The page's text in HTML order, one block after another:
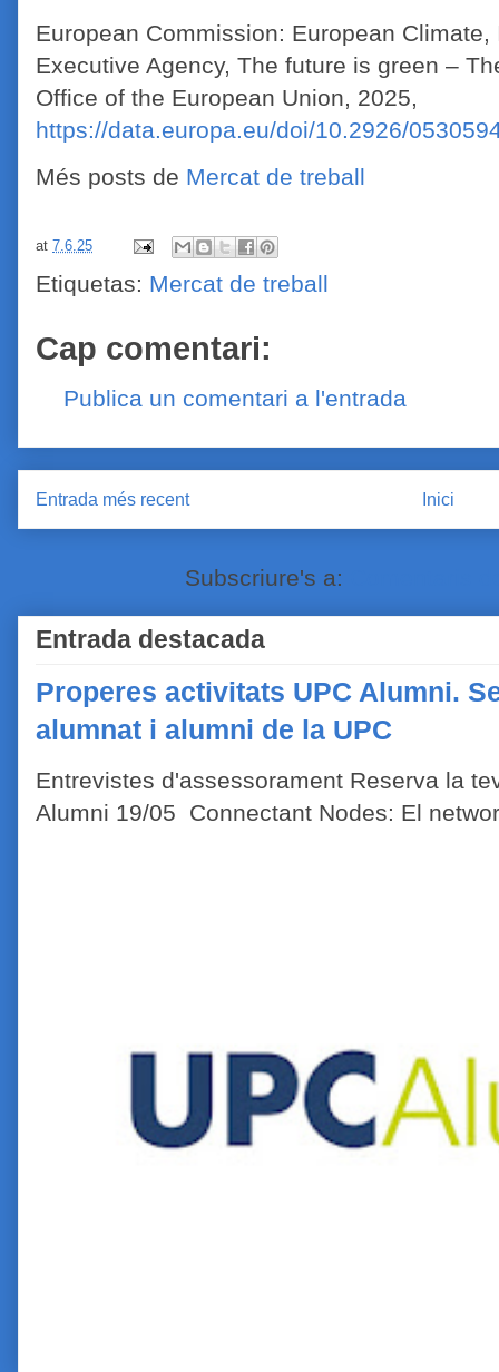
European Commission: European
Executive Agency, The future is green –
Office of the European Union, 2025,
https://data.europa.eu/doi/10.2926/
Més posts de Mercat de treball
at 7.6.25
Etiquetas: Mercat de treball
Cap comentari:
Publica un comentari a l'entrada
Entrada més recent Inici
Subscriure's a:
Entrada destacada
Properes activitats UPC Alumni.
alumnat i alumni de la UPC
Entrevistes d'assessorament Reserva la
Alumni 19/05 Connectant Nodes: El